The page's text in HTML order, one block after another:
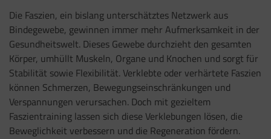
Die Faszien, ein bislang unterschätztes Netzwerk aus
Bindegewebe, gewinnen immer mehr Aufmerksamkeit in der
Gesundheitswelt. Dieses Gewebe durchzieht den gesamten
Körper, umhüllt Muskeln, Organe und Knochen und sorgt für
Stabilität sowie Flexibilität. Verklebte oder verhärtete Faszien
können Schmerzen, Bewegungseinschränkungen und
Verspannungen verursachen. Doch mit gezieltem
Faszientraining lassen sich diese Verklebungen lösen, die
Beweglichkeit verbessern und die Regeneration fördern.